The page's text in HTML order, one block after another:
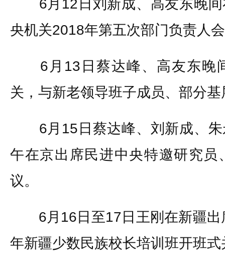
6月12日刘新成、高友东晚间
央机关2018年第五次部门负责人
6月13日蔡达峰、高友东晚
关，与新老领导班子成员、部分
6月15日蔡达峰、刘新成、朱
午在京出席民进中央特邀研究员
议。
6月16日至17日王刚在新疆出
年新疆少数民族校长培训班开班